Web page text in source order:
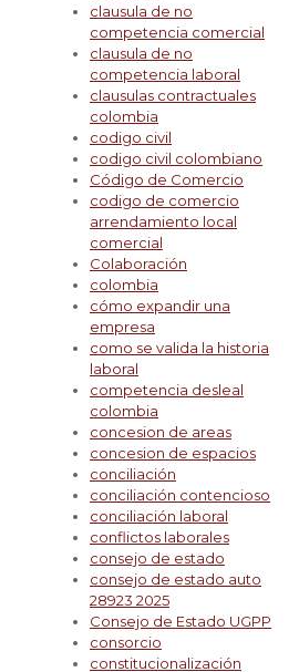
clausula de no
competencia comercial
clausula de no
competencia laboral
clausulas contractuales
colombia
codigo civil
codigo civil colombiano
Código de Comercio
codigo de comercio
arrendamiento local
comercial
Colaboración
colombia
cómo expandir una
empresa
como se valida la historia
laboral
competencia desleal
colombia
concesion de areas
concesion de espacios
conciliación
conciliación contencioso
conciliación laboral
conflictos laborales
consejo de estado
consejo de estado auto
28923 2025
Consejo de Estado UGPP
consorcio
constitucionalización